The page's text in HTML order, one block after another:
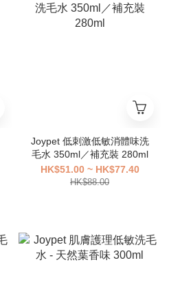
Joypet 低刺激低敏消體味洗
毛水 350ml／補充裝 280ml
HK$51.00 ~ HK$77.40
HK$88.00